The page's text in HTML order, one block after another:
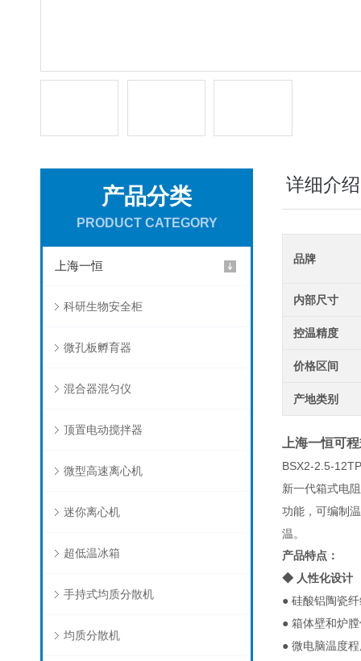
产品分类
PRODUCT CATEGORY
上海一恒
科研生物安全柜
微孔板孵育器
混合器混匀仪
顶置电动搅拌器
微型高速离心机
迷你离心机
超低温冰箱
手持式均质分散机
均质分散机
详细介绍
品牌
内部尺寸
控温精度
价格区间
产地类别
上海一恒可
BSX2-2.5-12TP
新一代箱式电
功能，可编制
温。
产品特点：
◆ 人性化设计
● 硅酸铝陶瓷
● 箱体壁和炉
● 微电脑温度